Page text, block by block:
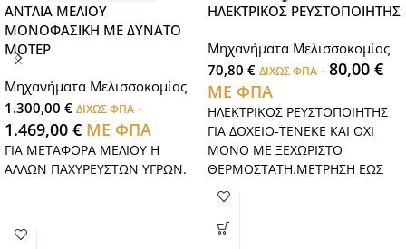
ΑΝΤΛΙΑ ΜΕΛΙΟΥ
ΜΟΝΟΦΑΣΙΚΗ ΜΕ ΔΥΝΑΤΟ
ΜΟΤΕΡ
Μηχανήματα Μελισσοκομίας
1.300,00 € ΔΙΧΩΣ ΦΠΑ -
1.469,00 € ΜΕ ΦΠΑ
ΓΙΑ ΜΕΤΑΦΟΡΑ ΜΕΛΙΟΥ Η
ΑΛΛΩΝ ΠΑΧΥΡΕΥΣΤΩΝ ΥΓΡΩΝ.
ΗΛΕΚΤΡΙΚΟΣ ΡΕΥΣΤΟΠΟΙΗΤΗΣ
Μηχανήματα Μελισσοκομίας
70,80 € ΔΙΧΩΣ ΦΠΑ - 80,00 €
ΜΕ ΦΠΑ
ΗΛΕΚΤΡΙΚΟΣ ΡΕΥΣΤΟΠΟΙΗΤΗΣ
ΓΙΑ ΔΟΧΕΙΟ-ΤΕΝΕΚΕ ΚΑΙ ΟΧΙ
ΜΟΝΟ ΜΕ ΞΕΧΩΡΙΣΤΟ
ΘΕΡΜΟΣΤΑΤΗ.ΜΕΤΡΗΣΗ ΕΩΣ
80o C.